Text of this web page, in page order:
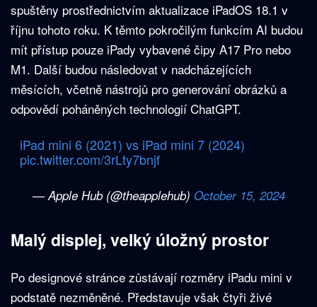
spuštěny prostřednictvím aktualizace iPadOS 18.1 v
říjnu tohoto roku. K těmto pokročilým funkcím AI budou
mít přístup pouze iPady vybavené čipy A17 Pro nebo
M1. Další budou následovat v nadcházejících
měsících, včetně nástrojů pro generování obrázků a
odpovědí poháněných technologií ChatGPT.
iPad mini 6 (2021) vs iPad mini 7 (2024)
pic.twitter.com/3rLty7bnjf
— Apple Hub (@theapplehub) October 15, 2024
Malý displej, velký úložný prostor
Po designové stránce zůstávají rozměry iPadu mini v
podstatě nezměněné. Představuje však čtyři živé